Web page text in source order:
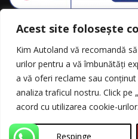
Acest site folosește
Kim Autoland vă recomandă
urilor pentru a vă îmbunătăți
a vă oferi reclame sau
analiza traficul nostru. Click pe
acord cu utilizarea cookie-urilor.
Respinge